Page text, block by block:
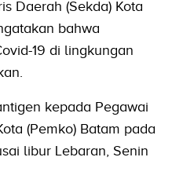
Daerah (Sekda) Kota
bahwa
19 di lingkungan
kepada Pegawai
(Pemko) Batam pada
libur Lebaran, Senin